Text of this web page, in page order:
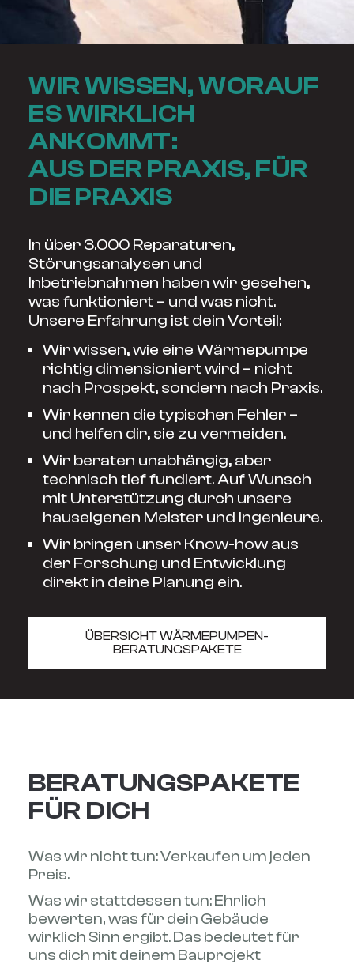
WIR WISSEN, WORAUF
ES WIRKLICH
ANKOMMT:
AUS DER PRAXIS, FÜR
DIE PRAXIS
In über 3.000 Reparaturen,
Störungsanalysen und
Inbetriebnahmen haben wir gesehen,
was funktioniert – und was nicht.
Unsere Erfahrung ist dein Vorteil:
Wir wissen, wie eine Wärmepumpe
richtig dimensioniert wird – nicht
nach Prospekt, sondern nach Praxis.
Wir kennen die typischen Fehler –
und helfen dir, sie zu vermeiden.
Wir beraten unabhängig, aber
technisch tief fundiert. Auf Wunsch
mit Unterstützung durch unsere
hauseigenen Meister und Ingenieure.
Wir bringen unser Know-how aus
der Forschung und Entwicklung
direkt in deine Planung ein.
ÜBERSICHT WÄRMEPUMPEN-
BERATUNGSPAKETE
BERATUNGSPAKETE
FÜR DICH
Was wir nicht tun: Verkaufen um jeden
Preis.
Was wir stattdessen tun: Ehrlich
bewerten, was für dein Gebäude
wirklich Sinn ergibt. Das bedeutet für
uns dich mit deinem Bauprojekt